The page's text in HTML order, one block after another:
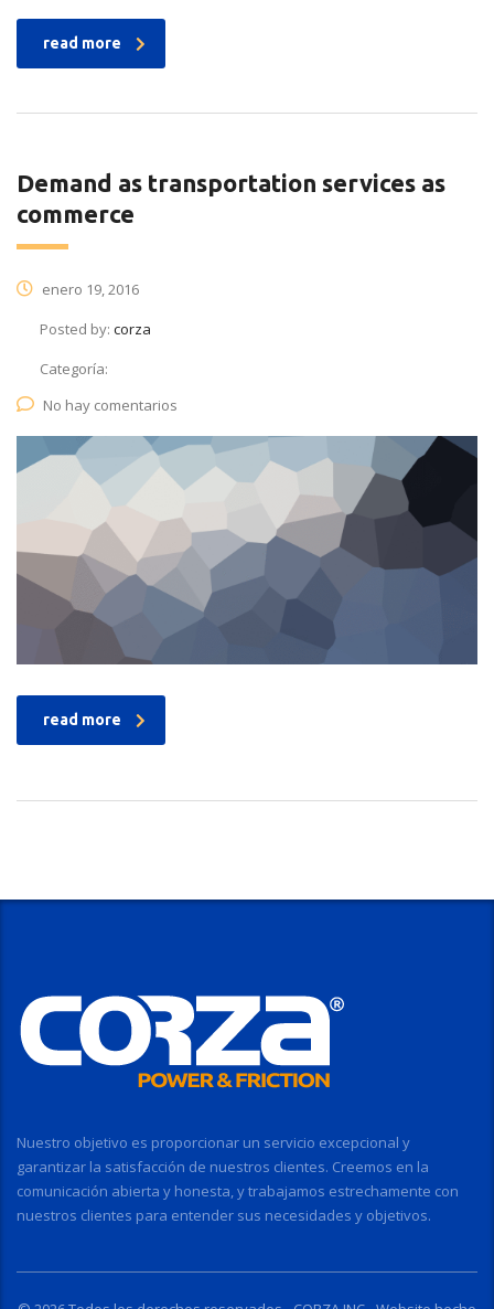
read more
Demand as transportation services as
commerce
enero 19, 2016
Posted by: corza
Categoría:
No hay comentarios
read more
Nuestro objetivo es proporcionar un servicio excepcional y
garantizar la satisfacción de nuestros clientes. Creemos en la
comunicación abierta y honesta, y trabajamos estrechamente con
nuestros clientes para entender sus necesidades y objetivos.